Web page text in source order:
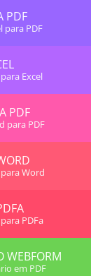
PDF
para PDF
Excel
PDF
para PDF
Word
PDFa
WEBFORM
em PDF